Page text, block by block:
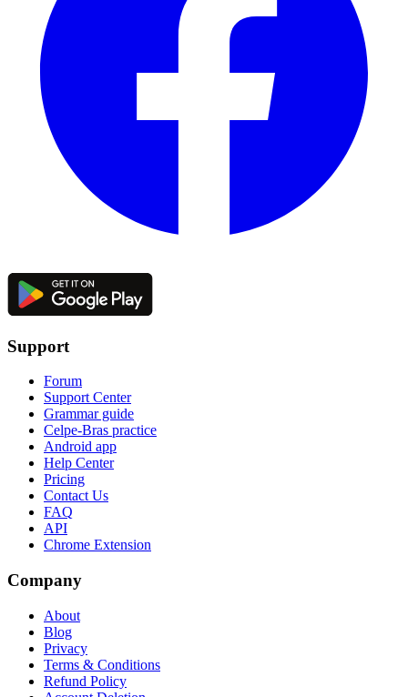
Support
Forum
Support Center
Grammar guide
Celpe-Bras practice
Android app
Help Center
Pricing
Contact Us
FAQ
API
Chrome Extension
Company
About
Blog
Privacy
Terms & Conditions
Refund Policy